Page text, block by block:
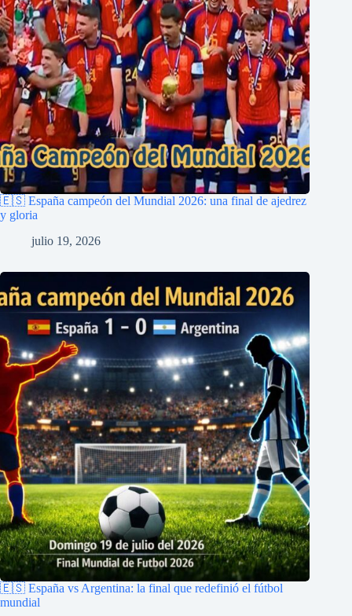
🇪🇸 España campeón del Mundial 2026: una final de ajedrez
y gloria
julio 19, 2026
🇪🇸 España vs Argentina: la final que redefinió el fútbol
mundial